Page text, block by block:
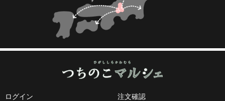
ログイン 注文確認